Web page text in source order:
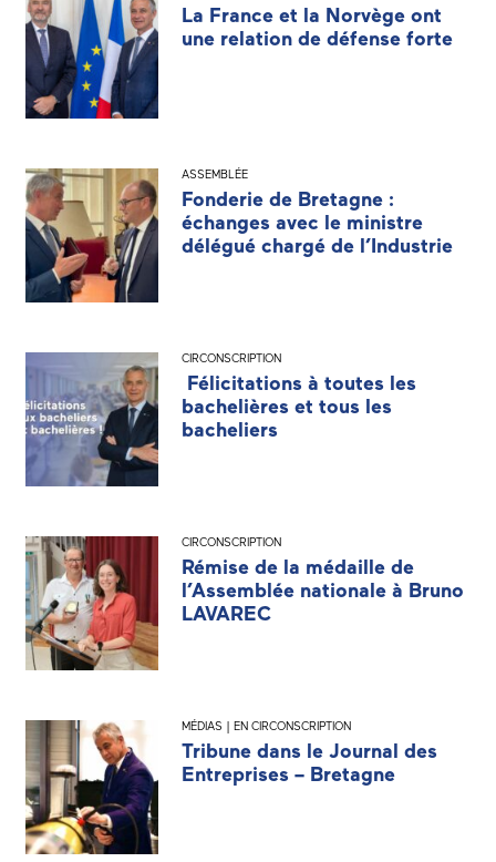
La France et la Norvège ont
une relation de défense forte
ASSEMBLÉE
Fonderie de Bretagne :
échanges avec le ministre
délégué chargé de l’Industrie
CIRCONSCRIPTION
Félicitations à toutes les
bachelières et tous les
bacheliers
CIRCONSCRIPTION
Rémise de la médaille de
l’Assemblée nationale à Bruno
LAVAREC
MÉDIAS | EN CIRCONSCRIPTION
Tribune dans le Journal des
Entreprises – Bretagne